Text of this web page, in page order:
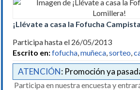
¡Llévate a casa la Fofucha
Participa hasta el 26/05/2013
Escrito en:fofucha muñeca sorteo
ATENCIÓN: Promoción ya
Participa en nuestra encuesta y